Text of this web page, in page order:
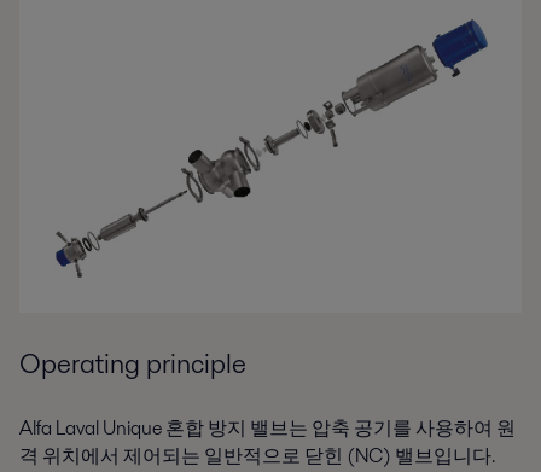
Operating principle
Alfa Laval Unique 혼합 방지 밸브는 압축 공기를 사용하여 원
격 위치에서 제어되는 일반적으로 닫힌 (NC) 밸브입니다.